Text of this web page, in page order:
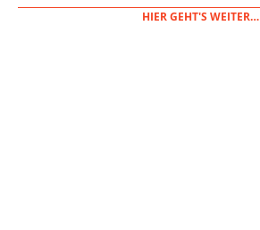
HIER GEHT'S WEITER…